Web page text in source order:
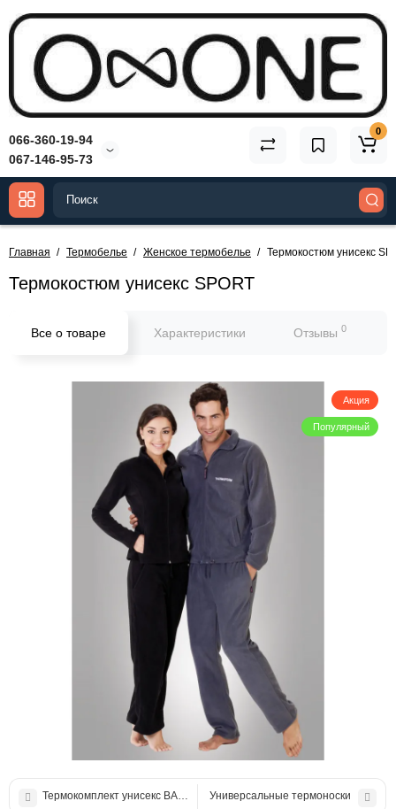
066-360-19-94
067-146-95-73
0
Главная Термобелье Женское термобелье Термокостюм унисекс
Термокостюм унисекс SPORT
Все о товаре Характеристики Отзывы 0
Акция
Популярный
Термокомплект унисекс ВAMBOO Универсальные термоноски